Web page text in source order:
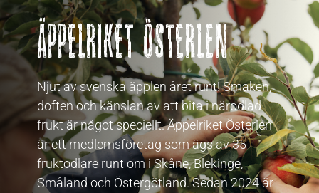
Äppelriket Österlen
Njut av svenska äpplen året runt! Smaken,
doften och känslan av att bita i närodlad
frukt är något speciellt.ÄppelriketÖsterlen
är ett medlemsföretag som ägs av 35
fruktodlare runt om i Skåne, Blekinge,
Småland och Östergötland. Sedan 2024 är